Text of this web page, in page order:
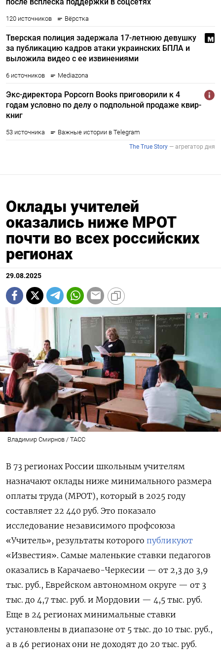
Оклады учителей
оказались ниже МРОТ
почти во всех российских
регионах
29.08.2025
Владимир Смирнов / ТАСС
В 73 регионах России школьным учителям
назначают оклады ниже минимального размера
оплаты труда (МРОТ), который в 2025 году
составляет 22 440 руб. Это показало
исследование независимого профсоюза
«Учитель», результаты которого публикуют
«Известия». Самые маленькие ставки педагогов
оказались в Карачаево-Черкесии — от 2,3 до 3,9
тыс. руб., Еврейском автономном округе — от 3
тыс. до 4,7 тыс. руб. и Мордовии — 4,5 тыс. руб.
Еще в 24 регионах минимальные ставки
установлены в диапазоне от 5 тыс. до 10 тыс. руб.,
а в 46 регионах они не доходят до 20 тыс. руб.